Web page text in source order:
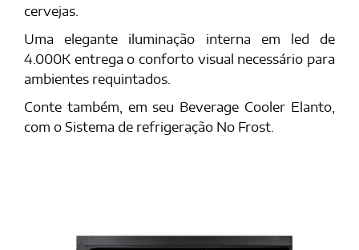
cervejas.
Uma elegante iluminação interna em led de
4.000K entrega o conforto visual necessário para
ambientes requintados.
Conte também, em seu Beverage Cooler Elanto,
com o Sistema de refrigeração No Frost.